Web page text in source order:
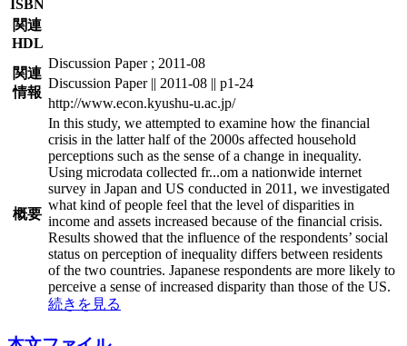
ISBN
関連
HDL
関連
情報
Discussion Paper ; 2011-08
Discussion Paper || 2011-08 || p1-24
http://www.econ.kyushu-u.ac.jp/
概要
In this study, we attempted to examine how the financial
crisis in the latter half of the 2000s affected household
perceptions such as the sense of a change in inequality.
Using microdata collected fr...om a nationwide internet
survey in Japan and US conducted in 2011, we investigated
what kind of people feel that the level of disparities in
income and assets increased because of the financial crisis.
Results showed that the influence of the respondents’ social
status on perception of inequality differs between residents
of the two countries. Japanese respondents are more likely to
perceive a sense of increased disparity than those of the US.
続きを見る